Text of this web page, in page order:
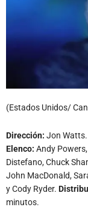
(Estados Unidos/
Dirección: Jon Watts.
Elenco: Andy
Distefano, Chuck
John MacDonald,
y Cody Ryder.
minutos.